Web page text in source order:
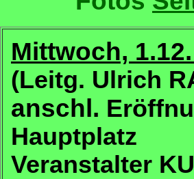
Mittwoch,
(Leitg. Ulrich
anschl.
Hauptplatz
Veranstalter